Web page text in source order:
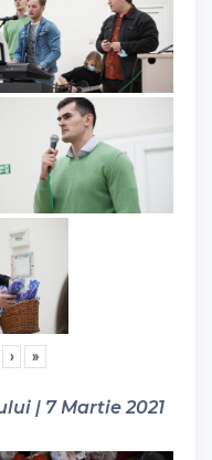
› »
| 7 Martie 2021